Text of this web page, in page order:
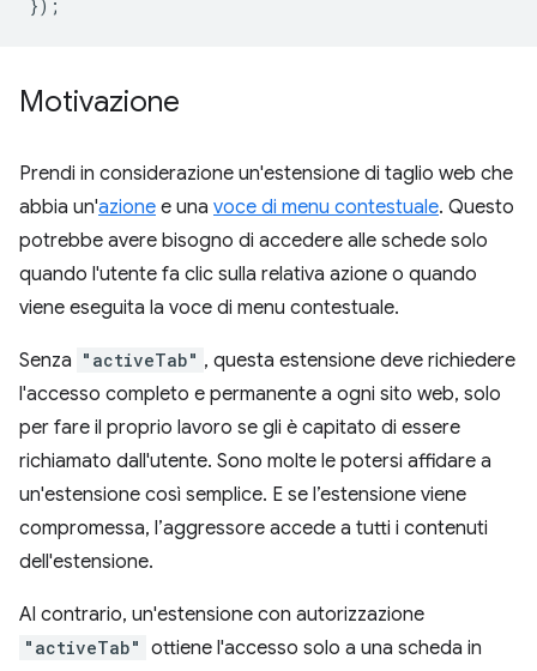
});
Motivazione
Prendi in considerazione un'estensione di taglio web che
abbia un'azione e una voce di menu contestuale. Questo
potrebbe avere bisogno di accedere alle schede solo
quando l'utente fa clic sulla relativa azione o quando
viene eseguita la voce di menu contestuale.
Senza "activeTab" , questa estensione deve richiedere
l'accesso completo e permanente a ogni sito web, solo
per fare il proprio lavoro se gli è capitato di essere
richiamato dall'utente. Sono molte le potersi affidare a
un'estensione così semplice. E se l’estensione viene
compromessa, l’aggressore accede a tutti i contenuti
dell'estensione.
Al contrario, un'estensione con autorizzazione
"activeTab" ottiene l'accesso solo a una scheda in